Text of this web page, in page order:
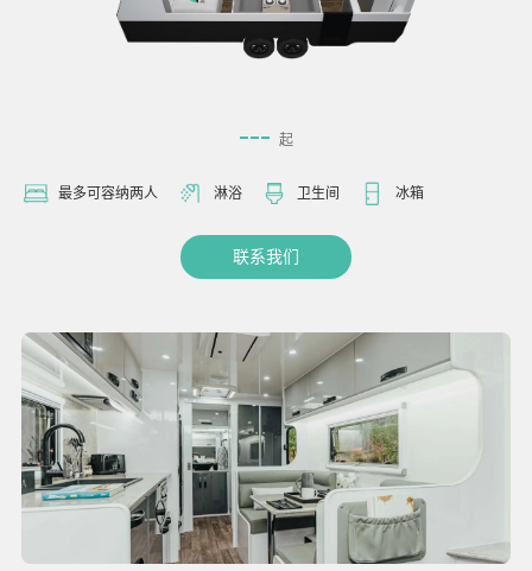
--- 起
最多可容纳两人 淋浴 卫生间 冰箱
联系我们